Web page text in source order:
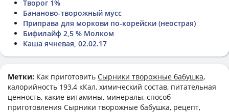
Творог 1%
Бананово-творожный мусс
Приправа для моркови по-корейски (неострая)
Бифилайф 2,5 % Молком
Каша ячневая, 02.02.17
Метки: Как приготовить Сырники творожные бабушка,
калорийность 193,4 кКал, химический состав, питательная
ценность, какие витамины, минералы, способ
приготовления Сырники творожные бабушка, рецепт,